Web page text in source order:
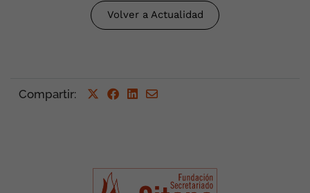
Volver a Actualidad
Compartir: